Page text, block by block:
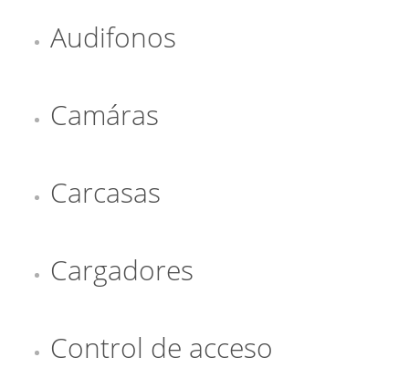
Audifonos
Camáras
Carcasas
Cargadores
Control de acceso